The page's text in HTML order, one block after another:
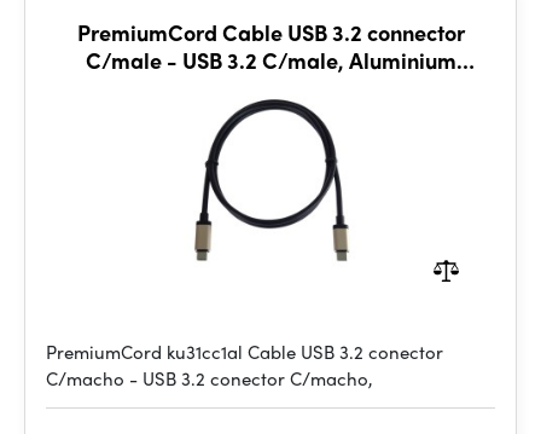
PremiumCord Cable USB 3.2 connector
C/male - USB 3.2 C/male, Aluminium
PremiumCord ku31cc1al Cable USB 3.2 conector
C/macho - USB 3.2 conector C/macho,